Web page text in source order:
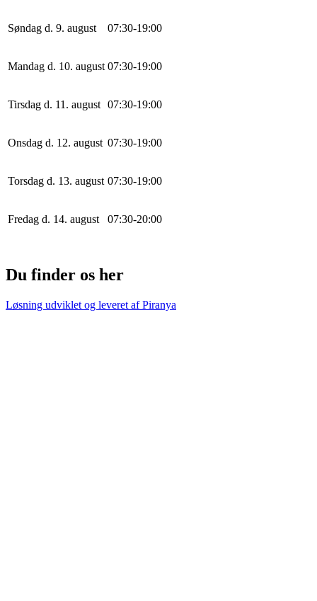
Søndag d. 9. august 07:30-19:00
Mandag d. 10. august 07:30-19:00
Tirsdag d. 11. august 07:30-19:00
Onsdag d. 12. august 07:30-19:00
Torsdag d. 13. august 07:30-19:00
Fredag d. 14. august 07:30-20:00
Du finder os her
Løsning udviklet og leveret afPiranya